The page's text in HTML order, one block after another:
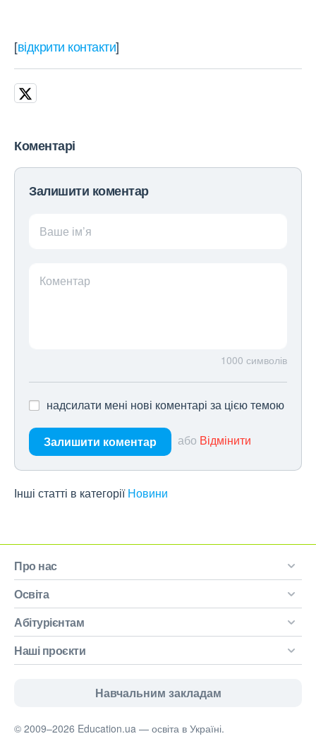
[відкрити контакти]
Коментарі
Залишити коментар
Ваше ім’я
Коментар
1000 символів
надсилати мені нові коментарі за цією темою
Залишити коментар або Відмінити
Інші статті в категорії Новини
Про нас
Освіта
Абітурієнтам
Наші проєкти
Навчальним закладам
© 2009–2026 Education.ua — освіта в Україні.